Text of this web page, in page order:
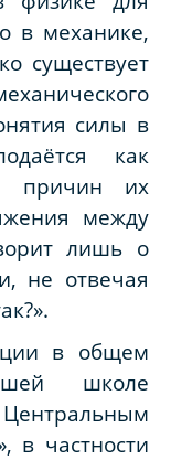
в механике,
существует
силы в
как
причин их
между
лишь о
не отвечая
в общем
школе
в частности